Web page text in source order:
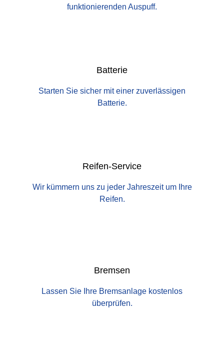
funktionierenden Auspuff.
Batterie
Starten Sie sicher mit einer zuverlässigen
Batterie.
Reifen-Service
Wir kümmern uns zu jeder Jahreszeit um Ihre
Reifen.
Bremsen
Lassen Sie Ihre Bremsanlage kostenlos
überprüfen.